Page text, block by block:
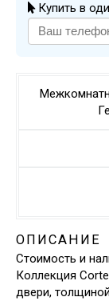
Купить в
ОПИСАНИЕ
Стоимость и
Коллекция
двери,